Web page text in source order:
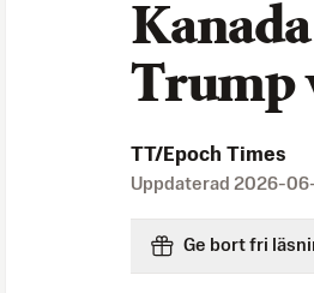
Trump
TT/Epoch Times
Uppdaterad 2026-
Ge bort fri